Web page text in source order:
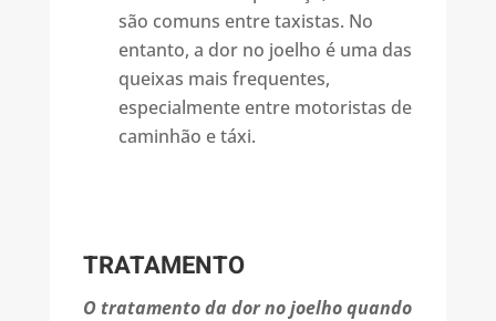
são comuns entre taxistas. No
entanto, a dor no joelho é uma das
queixas mais frequentes,
especialmente entre motoristas de
caminhão etáxi.
TRATAMENTO
O tratamento da dor no joelho quando